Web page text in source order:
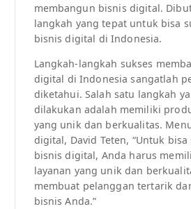
membangun bisnis digital.
langkah yang tepat untuk bisa
bisnis digital di Indonesia.
Langkah-langkah sukses
digital di Indonesia sangatlah
diketahui. Salah satu langkah
dilakukan adalah memiliki
yang unik dan berkualitas.
digital, David Teten, “Untuk bisa
bisnis digital, Anda harus
layanan yang unik dan
membuat pelanggan tertarik
bisnis Anda.”